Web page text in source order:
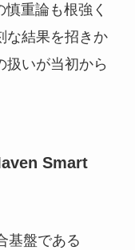
重論も根強く
な結果を招きか
扱いが当初から
Smart
基盤である